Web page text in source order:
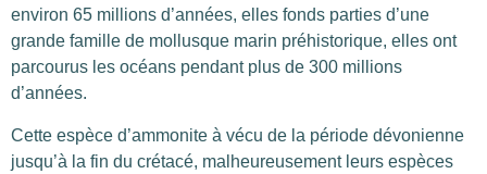
environ 65 millions d’années, elles fonds parties d’une
grande famille de mollusque marin préhistorique, elles ont
parcourus les océans pendant plus de 300 millions
d’années.
Cette espèce d’ammonite à vécu de la période dévonienne
jusqu’à la fin du crétacé, malheureusement leurs espèces